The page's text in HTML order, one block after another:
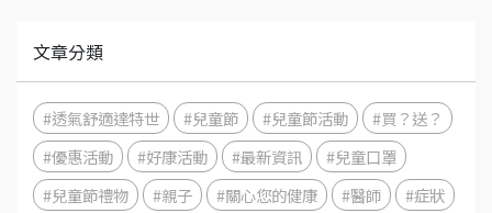
文章分類
#透氣舒適達特世 #兒童節 #兒童節活動
#買？送？
#優惠活動
#好康活動 #最新資訊
#兒童口罩
#兒童節禮物
#親子 #關心您的健康 #醫師
#症狀